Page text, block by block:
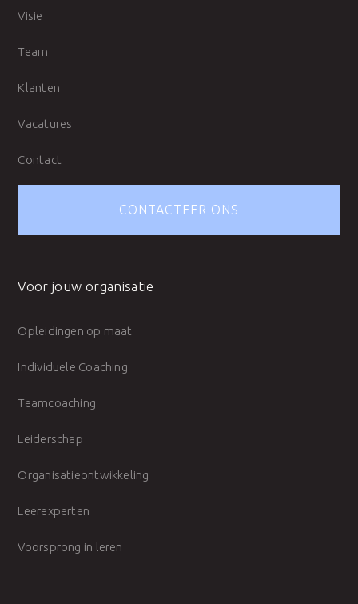
Visie
Team
Klanten
Vacatures
Contact
CONTACTEER ONS
Voor jouw organisatie
Opleidingen op maat
Individuele Coaching
Teamcoaching
Leiderschap
Organisatieontwikkeling
Leerexperten
Voorsprong in leren